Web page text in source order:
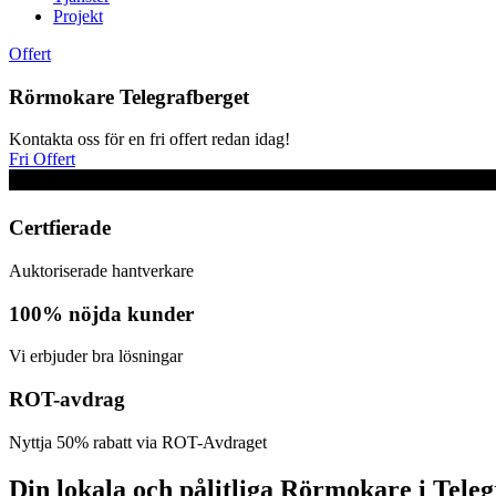
Projekt
Offert
Rörmokare Telegrafberget
Kontakta oss för en fri offert redan idag!
Fri Offert
Certfierade
Auktoriserade hantverkare
100% nöjda kunder
Vi erbjuder bra lösningar
ROT-avdrag
Nyttja 50% rabatt via ROT-Avdraget
Din lokala och pålitliga Rörmokare i